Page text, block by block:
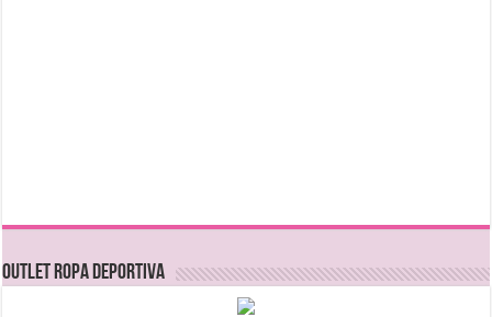
OUTLET ROPA DEPORTIVA